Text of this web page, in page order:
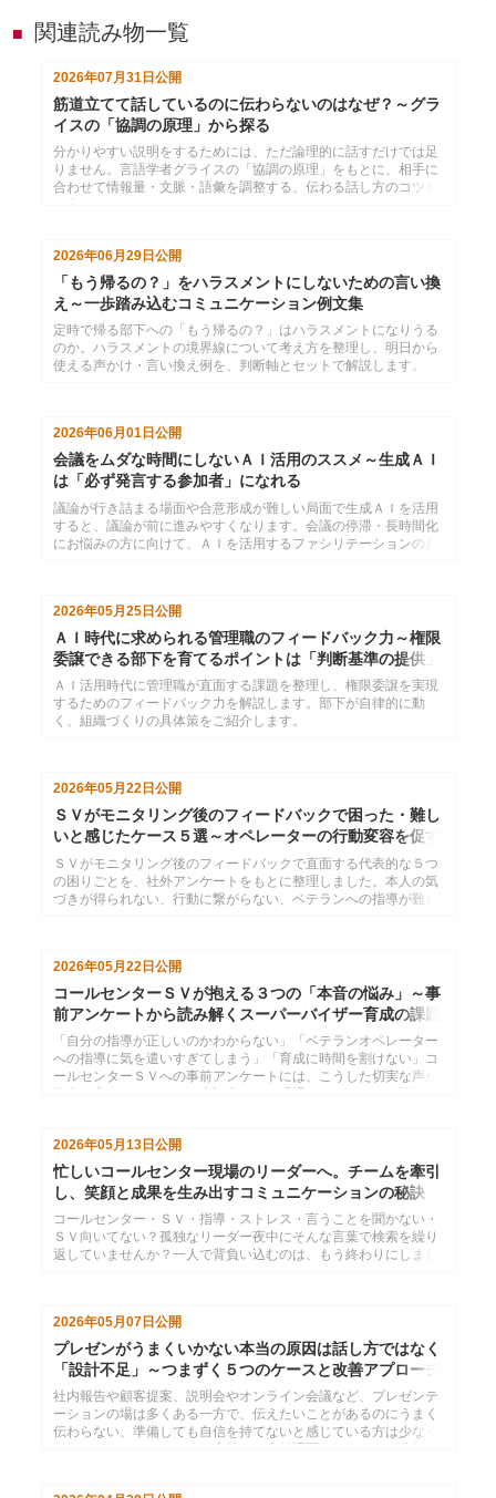
■ 関連読み物一覧
2026年07月31日 公開
筋道立てて話しているのに伝わらないのはなぜ？～グラ
イスの「協調の原理」から探る
分かりやすい説明をするためには、ただ論理的に話すだけでは足
りません。言語学者グライスの「協調の原理」をもとに、相手に
合わせて情報量・文脈・語彙を調整する、伝わる話し方のコツを
2026年06月29日公開
「もう帰るの？」をハラスメントにしないための言い換
え～一歩踏み込むコミュニケーション例文集
定時で帰る部下への「もう帰るの？」はハラスメントになりうる
のか。ハラスメントの境界線について考え方を整理し、明日から
使える声かけ・言い換え例を、判断軸とセットで解説します。
2026年06月01日 公開
会議をムダな時間にしないＡＩ活用のススメ～生成ＡＩ
は「必ず発言する参加者」になれる
議論が行き詰まる場面や合意形成が難しい局面で生成ＡＩを活用
すると、議論が前に進みやすくなります。会議の停滞・長時間化
にお悩みの方に向けて、ＡＩを活用するファシリテーションの具
2026年05月25日 公開
ＡＩ時代に求められる管理職のフィードバック力～権限
委譲できる部下を育てるポイントは「判断基準の提供」
ＡＩ活用時代に管理職が直面する課題を整理し、権限委譲を実現
するためのフィードバック力を解説します。部下が自律的に動
く、組織づくりの具体策をご紹介します。
2026年05月22日 公開
ＳＶがモニタリング後のフィードバックで困った・難し
いと感じたケース５選～オペレーターの行動変容を促す
には
ＳＶがモニタリング後のフィードバックで直面する代表的な５つ
の困りごとを、社外アンケートをもとに整理しました。本人の気
づきが得られない、行動に繋がらない、ベテランへの指導が難し
2026年05月22日 公開
コールセンターＳＶが抱える３つの「本音の悩み」～事
前アンケートから読み解くスーパーバイザー育成の課題
と解決策
「自分の指導が正しいのかわからない」「ベテランオペレーター
への指導に気を遣いすぎてしまう」「育成に時間を割けない」コ
ールセンターＳＶへの事前アンケートには、こうした切実な声が
で、ＳＶを育てる研修・マネジメント設計に役立つ具体的な視点
を提供します。
2026年05月13日公開
忙しいコールセンター現場のリーダーへ。チームを牽引
し、笑顔と成果を生み出すコミュニケーションの秘訣
コールセンター・ＳＶ・指導・ストレス・言うことを聞かない・
ＳＶ向いてない？孤独なリーダー夜中にそんな言葉で検索を繰り
返していませんか？一人で背負い込むのは、もう終わりにしまし
2026年05月07日 公開
プレゼンがうまくいかない本当の原因は話し方ではなく
「設計不足」～つまずく５つのケースと改善アプローチ
社内報告や顧客提案、説明会やオンライン会議など、プレゼンテ
ーションの場は多くある一方で、伝えたいことがあるのにうまく
伝わらない、準備しても自信を持てないと感じている方は少なく